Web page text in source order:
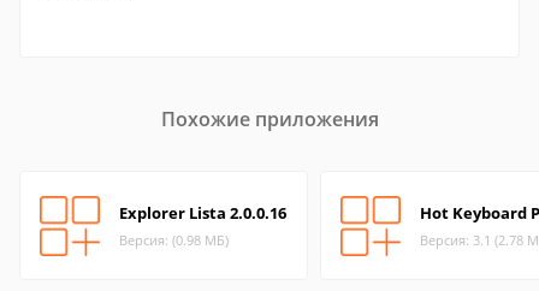
Похожие приложения
Explorer Lista 2.0.0.16
Версия: (0.98 МБ)
Hot Keyboard
Версия: 3.1 (2.78